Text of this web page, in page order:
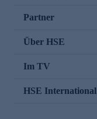
Partner
Über HSE
Im TV
HSE International